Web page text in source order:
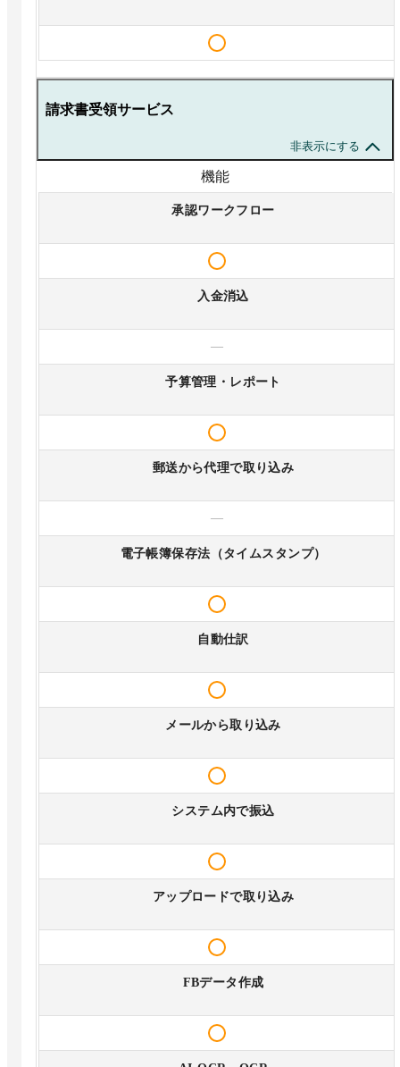
請求書受領サービス
非表示にする
機能
承認ワークフロー
入金消込
—
予算管理・レポート
郵送から代理で取り込み
—
電子帳簿保存法（タイムスタンプ）
自動仕訳
メールから取り込み
システム内で振込
アップロードで取り込み
FBデータ作成